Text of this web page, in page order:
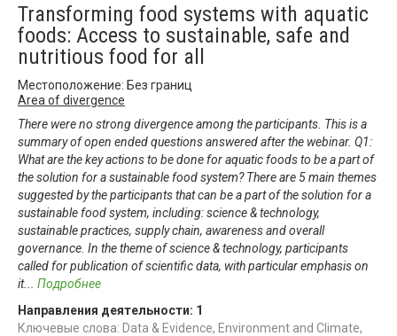
Transforming food systems with aquatic
foods: Access to sustainable, safe and
nutritious food for all
Местоположение: Без границ
Area of divergence
There were no strong divergence among the participants. This is a
summary of open ended questions answered after the webinar. Q1:
What are the key actions to be done for aquatic foods to be a part of
the solution for a sustainable food system? There are 5 main themes
suggested by the participants that can be a part of the solution for a
sustainable food system, including: science & technology,
sustainable practices, supply chain, awareness and overall
governance. In the theme of science & technology, participants
called for publication of scientific data, with particular emphasis on
it... Подробнее
Направления деятельности: 1
Ключевые слова: Data & Evidence, Environment and Climate,